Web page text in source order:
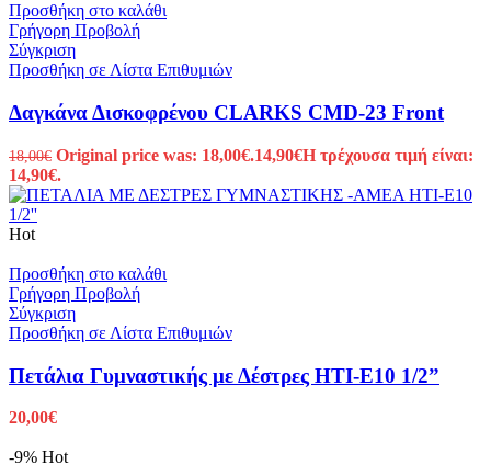
Προσθήκη στο καλάθι
Γρήγορη Προβολή
Σύγκριση
Προσθήκη σε Λίστα Επιθυμιών
Δαγκάνα Δισκοφρένου CLARKS CMD-23 Front
18,00€ Original price was: 18,00€.14,90€Η τρέχουσα τιμή είναι:
14,90€.
Hot
Προσθήκη στο καλάθι
Γρήγορη Προβολή
Σύγκριση
Προσθήκη σε Λίστα Επιθυμιών
Πετάλια Γυμναστικής με Δέστρες HTI-E10 1/2”
20,00€
-9% Hot